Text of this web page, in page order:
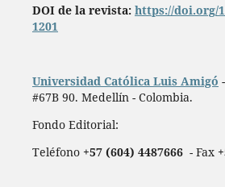
DOI de la revista: https://doi.org/
1201
Universidad Católica Luis Amigó
#67B 90. Medellín - Colombia.
Fondo Editorial:
Teléfono +57 (604) 4487666- Fax